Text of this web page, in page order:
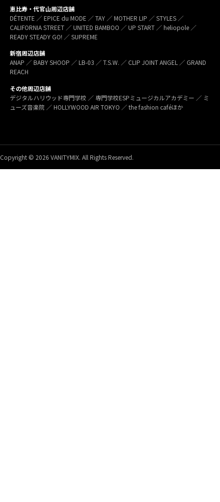
恵比寿・代官山周辺店舗
DÉTENTE ／ EPICE du MODE ／ TAY ／ MOTHER LIP ／ STYLES ／
CALIFORNIA STREET ／ UNITED BAMBOO ／ UP START ／ heliopole ／
READY STEADY GO! ／ SUPREME
新宿周辺店舗
ANAP ／ BABY SHOOP ／ LB-03 ／ T.S.W. ／ CLIP JOINT ANGEL ／ GRAND
REACH
その他周辺店舗
デジタルハリウッド専門学校 ／ 専門学校ESPミュージカルアカデミー ／ ミ
ューズ音楽院 ／ HOLLYWOOD AIR TOKYO ／ the fashion caféほか
Copyright © 2026 VANITYMIX. All Rights Reserved.